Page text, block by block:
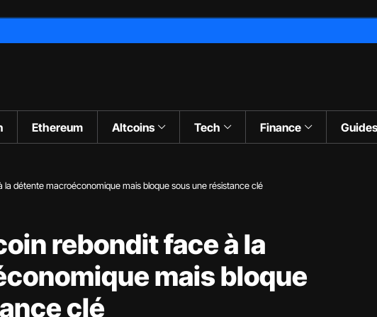
Ethereum Altcoins Tech Finance Guides
la détente macroéconomique mais bloque sous une résistance clé
rebondit face à la
mais bloque
clé